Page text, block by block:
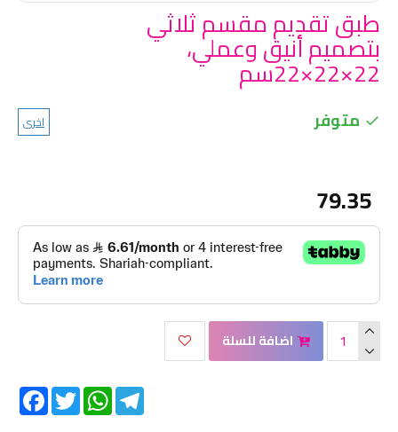
طبق تقديم مقسم ثلاثي
بتصميم أنيق وعملي،
22×22×22سم
متوفر اخرى
79.35
اضافة للسلة
Twitter
WhatsAppTelegram